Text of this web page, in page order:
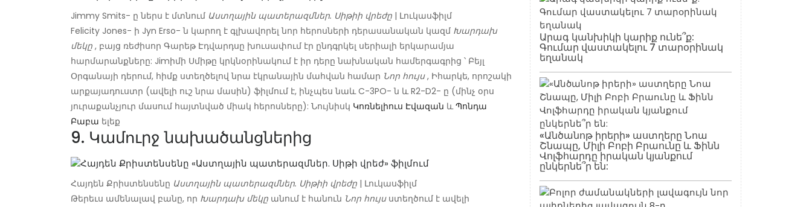
Jimmy Smits- ը ներս է մտնում Աստղային պատերազմներ. Սիթիի վրեժը | Լուկասֆիլմ
Felicity Jones- ի Jyn Erso- ն կարող է գլխավորել նոր հերոսների դերասանական կազմ Խարդախ
մեկը , բայց ռեժիսոր Գարեթ Էդվարդսը խուսափում էր ընդգրկել սերիալի երկարամյա
հարմարանքները: Jimիմի Սմիթը կրկնօրինակում է իր դերը նախնական համերգագրից ՝ Բեյլ
Օրգանայի դերում, հիմք ստեղծելով նրա էկրանային մահվան համար Նոր հույս, Իհարկե, որոշակի
արքայադուստր (ավելի ուշ նրա մասին) ֆիլմում է, ինչպես նաև C-3PO- ն և R2-D2- ը (մինչ օրս
յուրաքանչյուր մասում հայտնված միակ հերոսները): Նույնիսկ Կոռնելիուս Էվազան ևՊոնդա
Բաբա ելեք
9. Կամուրջ նախածանցներից
Հայդեն Քրիստենսենը Աստղային պատերազմներ. Սիթիի վրեժը | Լուկասֆիլմ
Թերեւս ամենալավ բանը, որ Խարդախ մեկը անում է հանուն Նոր հույսստեղծում է ավելի
Արագ կանխիկի կարիք ունե՞ք:
Գումար վաստակելու 7 տարօրինակ
եղանակ
«Անծանոթ իրերի» աստղերը Նոա
Շնապը, Միլի Բոբի Բրաունը և Ֆինն
Վոլֆհարդը իրական կյանքում
ընկերնե՞ր են: